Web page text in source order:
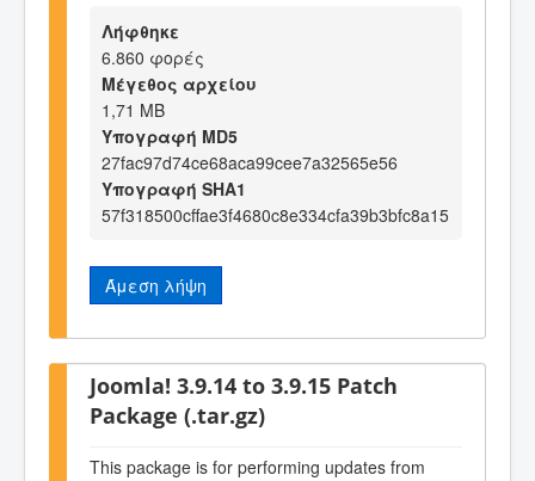
Λήφθηκε
6.860 φορές
Μέγεθος αρχείου
1,71 MB
Υπογραφή MD5
27fac97d74ce68aca99cee7a32565e56
Υπογραφή SHA1
57f318500cffae3f4680c8e334cfa39b3bfc8a15
Άμεση λήψη
Joomla! 3.9.14 to 3.9.15 Patch
Package (.tar.gz)
This package is for performing updates from